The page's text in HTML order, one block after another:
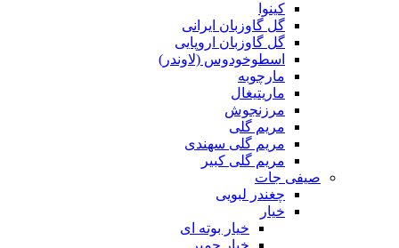
کینوا
گل گاوزبان ایرانی
گل گاوزبان اروپایی
اسطوخودوس (لاوندر)
مارچوبه
ماریتیغال
مرزنجوش
مریم گلی
مریم گلی سهندی
مریم گلی کبیر
صیفی جات
چغندر لبویی
خیار
خیار بوته ای